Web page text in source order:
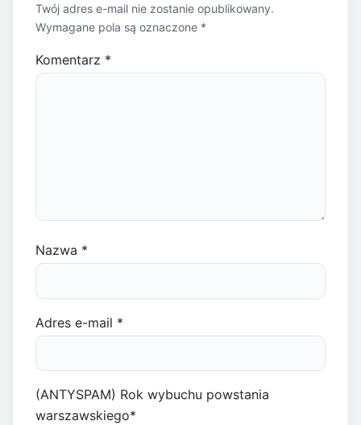
Twój adres e-mail nie zostanie opublikowany.
Wymagane pola są oznaczone *
Komentarz *
Nazwa *
Adres e-mail *
(ANTYSPAM) Rok wybuchu powstania
warszawskiego*